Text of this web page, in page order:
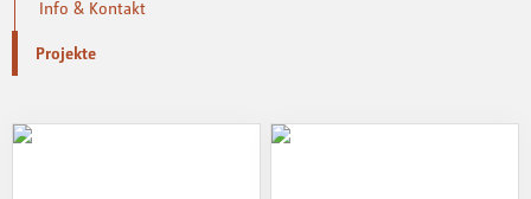
Info & Kontakt
Projekte